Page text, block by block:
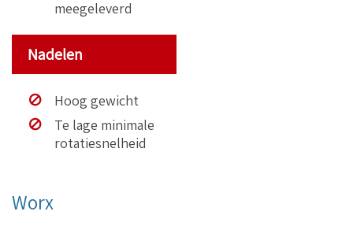
meegeleverd
Nadelen
Hoog gewicht
Te lage minimale
rotatiesnelheid
Worx